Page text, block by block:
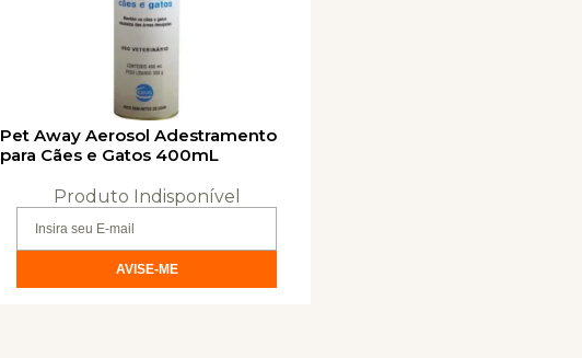
Pet Away Aerosol Adestramento
para Cães e Gatos 400mL
Produto Indisponível